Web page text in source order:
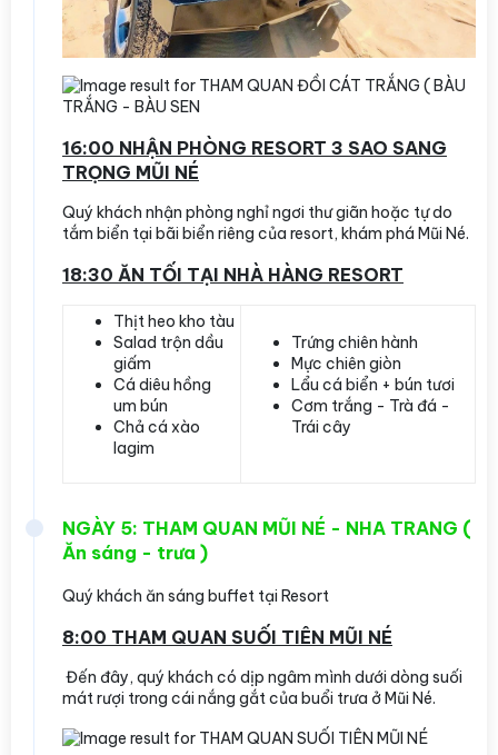
16:00 NHẬN PHÒNG RESORT 3 SAO SANG
TRỌNG MŨI NÉ
Quý khách nhận phòng nghỉ ngơi thư giãn hoặc tự do
tắm biển tại bãi biển riêng của resort, khám phá Mũi Né.
18:30 ĂN TỐI TẠI NHÀ HÀNG RESORT
Thịt heo kho tàu
Salad trộn dầu
giấm
Cá diêu hồng
um bún
Chả cá xào
lagim
Trứng chiên hành
Mực chiên giòn
Lẩu cá biển + bún tươi
Cơm trắng - Trà đá -
Trái cây
NGÀY 5: THAM QUAN MŨI NÉ - NHA TRANG (
Ăn sáng - trưa )
Quý khách ăn sáng buffet tại Resort
8:00 THAM QUAN SUỐI TIÊN MŨI NÉ
Đến đây, quý khách có dịp ngâm mình dưới dòng suối
mát rượi trong cái nắng gắt của buổi trưa ở Mũi Né.